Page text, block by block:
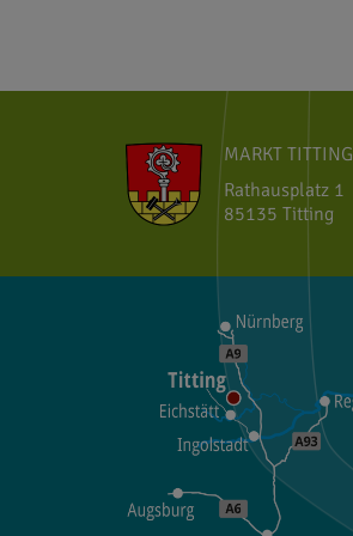
MARKT TITTING
Rathausplatz 1
85135 Titting